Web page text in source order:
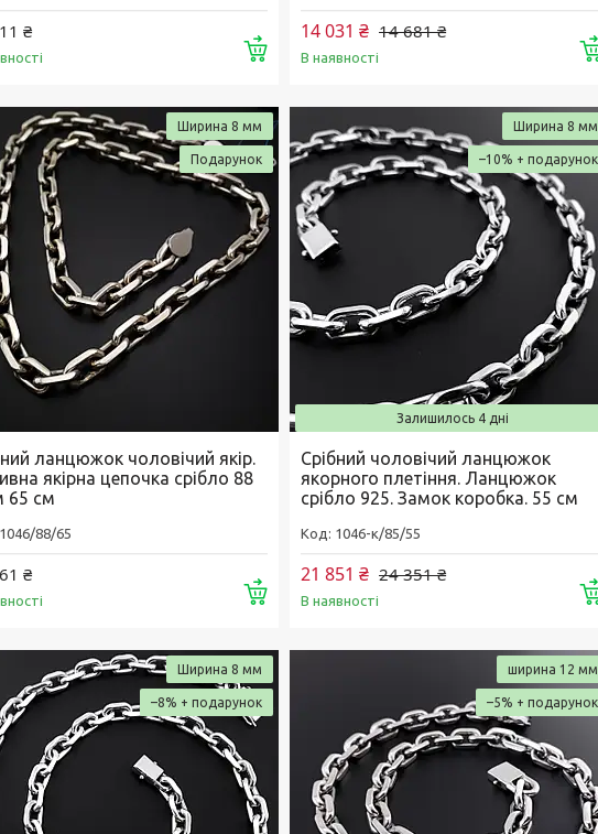
₴
Купити
14 681 ₴
14 031 ₴
В наявності
Ширина 8 мм
Подарунок
ланцюжок чоловічий якір.
якірна цепочка срібло 88
65 см
1046/88/65
₴
Купити
Ширина 8 мм
–10%
Залишилось 4 дні
Срібний чоловічий ланцюжок
якорного плетіння. Ланцюжок
срібло 925. Замок коробка. 55 см
1046-к/85/55
24 351 ₴
21 851 ₴
В наявності
Ширина 8 мм
–8%
ширина 12 мм
–5%